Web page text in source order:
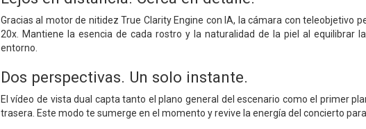
Gracias al motor de nitidez True Clarity Engine con IA, la cámara con teleobjetivo
20x. Mantiene la esencia de cada rostro y la naturalidad de la piel al equilibrar
entorno.
Dos perspectivas. Un solo instante.
El vídeo de vista dual capta tanto el plano general del escenario como el primer
trasera. Este modo te sumerge en el momento y revive la energía del concierto